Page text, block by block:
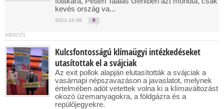
kevés ország va...
2021-10-06 0
HÍRDETÉS
Kulcsfontosságú klímaügyi intézkedéseket
utasítottak el a svájciak
Az exit pollok alapján elutasították a svájciak a
vasárnapi népszavazáson a javaslatot, melynek
értelmében adót vetettek volna ki a klímaváltozást
okozó üzemanyagokra, a földgázra és a
repülőjegyekre.